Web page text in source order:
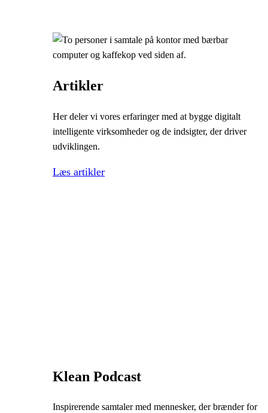
Artikler
Her deler vi vores erfaringer med at bygge digitalt
intelligente virksomheder og de indsigter, der driver
udviklingen.
Læs artikler
Klean Podcast
Inspirerende samtaler med mennesker, der brænder for